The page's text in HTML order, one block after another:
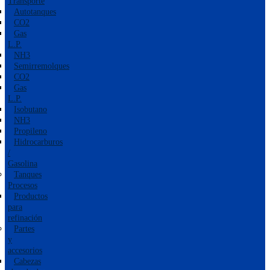
Autotanques
CO2
Gas
L.P.
NH3
Semirremolques
CO2
Gas
L.P.
Isobutano
NH3
Propileno
Hidrocarburos
/
Gasolina
Tanques
Procesos
Productos
para
refinación
Partes
y
accesorios
Cabezas